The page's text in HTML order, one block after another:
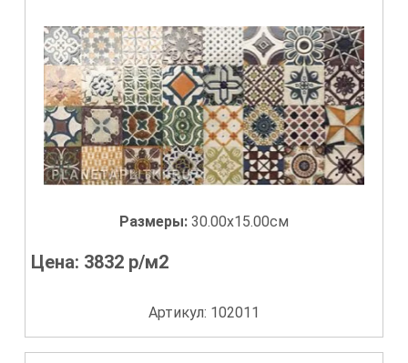
Размеры: 30.00x15.00см
Цена: 3832 р/м2
Артикул: 102011